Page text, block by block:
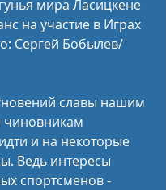
мира Ласицкене
на участие в Играх
Сергей Бобылев/
славы нашим
и на некоторые
Ведь интересы
спортсменов -